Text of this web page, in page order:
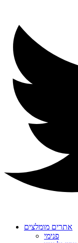
אתרים מומלצים
פנימי